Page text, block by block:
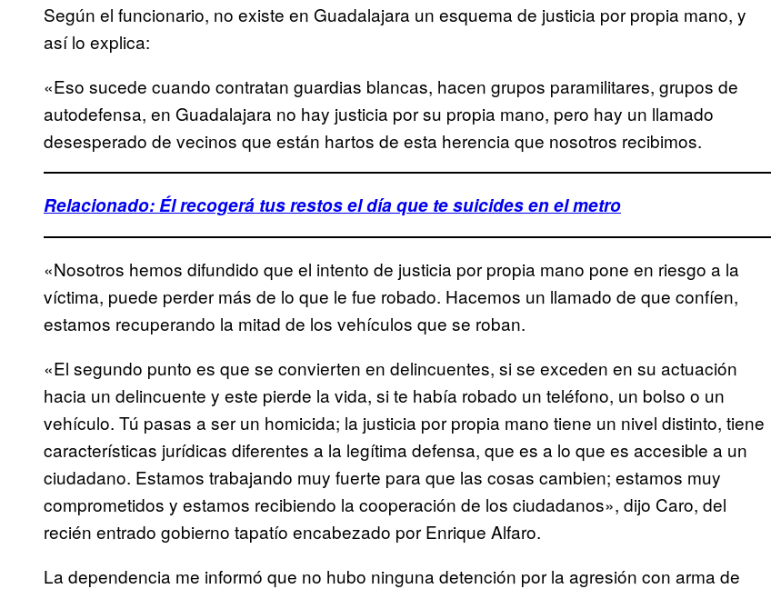
Según el funcionario, no existe en Guadalajara un esquema de justicia por propia mano, y
así lo explica:
«Eso sucede cuando contratan guardias blancas, hacen grupos paramilitares, grupos de
autodefensa, en Guadalajara no hay justicia por su propia mano, pero hay un llamado
desesperado de vecinos que están hartos de esta herencia que nosotros recibimos.
Relacionado: Él recogerá tus restos el día que te suicides en el metro
«Nosotros hemos difundido que el intento de justicia por propia mano pone en riesgo a la
víctima, puede perder más de lo que le fue robado. Hacemos un llamado de que confíen,
estamos recuperando la mitad de los vehículos que se roban.
«El segundo punto es que se convierten en delincuentes, si se exceden en su actuación
hacia un delincuente y este pierde la vida, si te había robado un teléfono, un bolso o un
vehículo. Tú pasas a ser un homicida; la justicia por propia mano tiene un nivel distinto, tiene
características jurídicas diferentes a la legítima defensa, que es a lo que es accesible a un
ciudadano. Estamos trabajando muy fuerte para que las cosas cambien; estamos muy
comprometidos y estamos recibiendo la cooperación de los ciudadanos», dijo Caro, del
recién entrado gobierno tapatío encabezado por Enrique Alfaro.
La dependencia me informó que no hubo ninguna detención por la agresión con arma de